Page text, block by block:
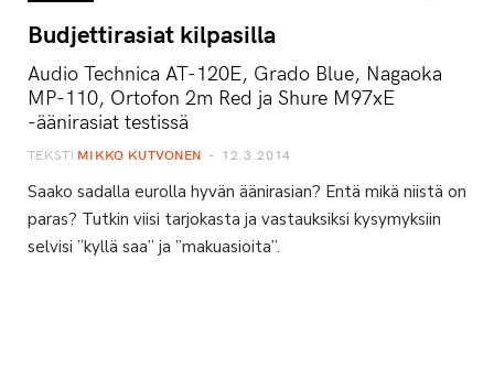
Budjettirasiat kilpasilla
Audio Technica AT-120E, Grado Blue, Nagaoka
MP-110, Ortofon 2m Red ja Shure M97xE
-äänirasiat testissä
TEKSTI MIKKO KUTVONEN 12.3.2014
Saako sadalla eurolla hyvän äänirasian? Entä mikä niistä on
paras? Tutkin viisi tarjokasta ja vastauksiksi kysymyksiin
selvisi ”kyllä saa” ja ”makuasioita”.